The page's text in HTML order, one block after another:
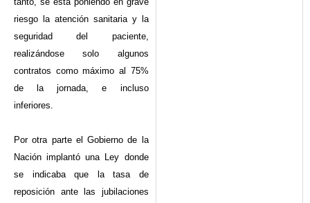
riesgo la atención sanitaria y la
seguridad del paciente,
realizándose solo algunos
contratos como máximo al 75%
de la jornada, e incluso
inferiores.
Por otra parte el Gobierno de la
Nación implantó una Ley donde
se indicaba que la tasa de
reposición ante las jubilaciones